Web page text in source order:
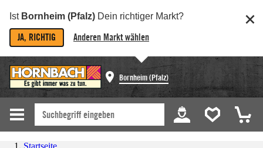
Ist Bornheim (Pfalz) Dein richtiger Markt?
JA, RICHTIG Anderen Markt wählen
Bornheim (Pfalz)
Startseite